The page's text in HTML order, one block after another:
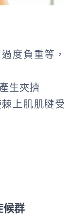
度負重等，
生夾擠
上肌肌腱受
候群